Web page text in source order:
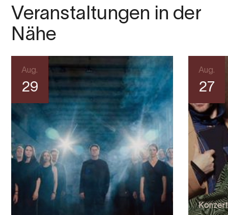
Veranstaltungen in der
Nähe
Aug.
29
Aug.
27
Konzert